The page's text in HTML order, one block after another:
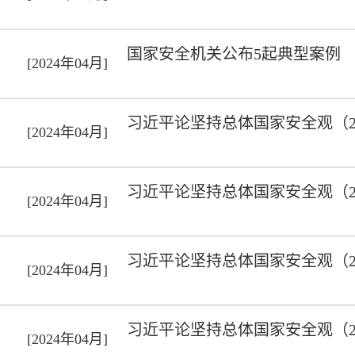
[2024年04月]
国家安全机关公布5起典型案例
[2024年04月]
习近平论坚持总体国家安全观（
[2024年04月]
习近平论坚持总体国家安全观（
[2024年04月]
习近平论坚持总体国家安全观（
[2024年04月]
习近平论坚持总体国家安全观（